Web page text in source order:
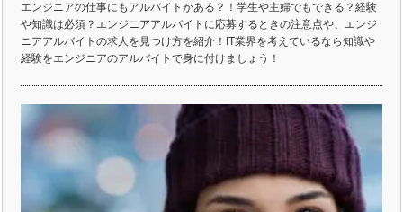
エンジニアの仕事にもアルバイトがある？！学生や主婦でもできる？経験
や知識は必須？エンジニアアルバイトに応募するときの注意点や、エンジ
ニアアルバイトの求人を見つけ方を紹介！IT業界を考えているなら知識や
経験をエンジニアのアルバイトで身に付けましょう！